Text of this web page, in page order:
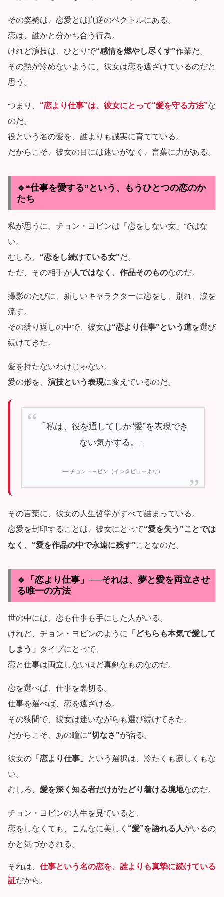
その姿勢は、恋愛とは真逆のベクトルにある。
恋は、誰かと分かち合う行為。
けれど演技は、ひとりで“感情を燃やし尽くす”作業だ。
その熱が冷めないように、彼女は恋を遠ざけているのだと
思う。
つまり、 “恋より仕事”は、彼女にとって“愛を守る方法”な
のだ。
役という名の愛を、誰よりも誠実に育てている。
だからこそ、彼女の目には迷いがなく、言葉に力がある。
🔹“仕事を愛する”という、もうひとつの恋のか
たち
私が思うに、チョン・ヨビンは「恋をしない女」ではな
い。
むしろ、 “恋をし続けている女”だ。
ただ、その相手が人ではなく、作品そのものなのだ。
撮影のたびに、新しいキャラクターに恋をし、別れ、涙を
流す。
その繰り返しの中で、彼女は“恋より仕事”という道を選び
続けてきた。
愛を持たないわけじゃない。
愛の形を、 演技という表現に変えているのだ。
「私は、役を通してしか“愛”を表現でき
ない気がする。」
— チョン・ヨビン（インタビューより）
その言葉に、彼女の人生哲学がすべて詰まっている。
恋愛を封印することは、彼女にとって“愛を失う”ことでは
なく、“愛を作品の中で永遠に残す”ことなのだ。
🔹「恋より仕事」──それは、夢と愛を両立させ
る唯一の方法
世の中には、恋も仕事も手にした人がいる。
けれど、チョン・ヨビンのように
「どちらも本気で愛して
しまう」
タイプにとって、
恋と仕事は両立しないほど真剣なものなのだ。
恋を選べば、仕事を裏切る。
仕事を選べば、恋を遠ざける。
その狭間で、彼女は迷いながらも選び続けてきた。
だからこそ、あの瞳に“切なさ”が宿る。
彼女の 「恋より仕事」
という選択は、冷たくも寂しくもな
い。
むしろ、 愛を深く知る者だけがたどり着ける境地なのだ。
チョン・ヨビンの人生を見ていると、
恋をしなくても、こんなに美しく “愛”を語れる人がいるの
かと気づかされる。
それは、 仕事という名の恋を、誰よりも真摯に続けている
証だから。